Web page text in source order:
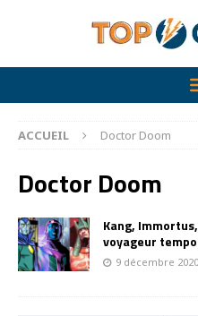
ACCUEIL Doctor Doom
Doctor Doom
Kang,
voyageur
9 décembre 2020